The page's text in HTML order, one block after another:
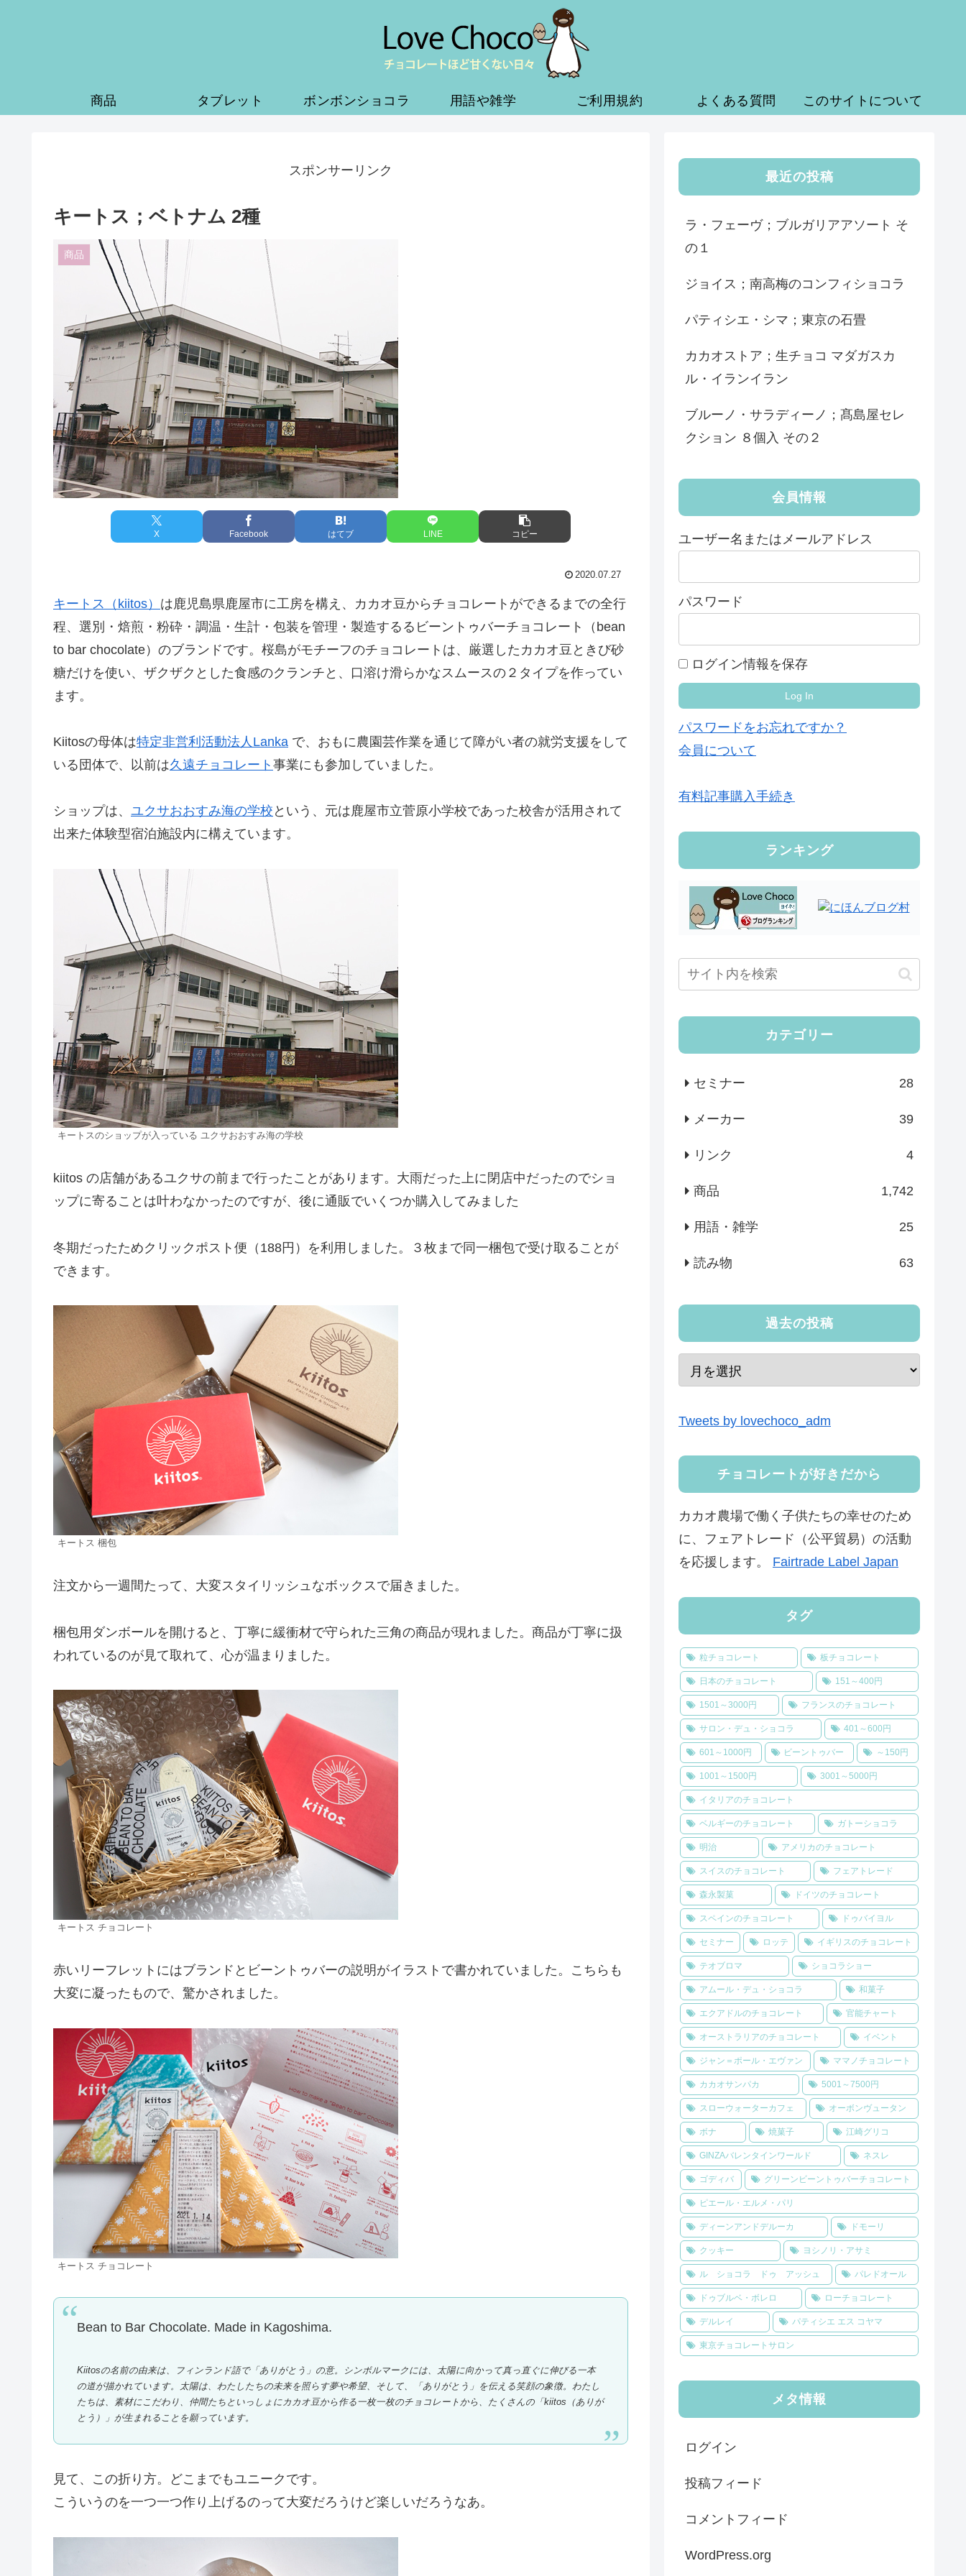
商品 タブレット ボンボンショコラ 用語や雑学 ご利用規約 よくある質問 このサイトについて
スポンサーリンク
キートス；ベトナム 2種
商品
X Facebook はてブ LINE コピー
2020.07.27
キートス（kiitos） は鹿児島県鹿屋市に工房を構え、カカオ豆からチョコレートができるまでの全行
程、選別・焙煎・粉砕・調温・生計・包装を管理・製造するるビーントゥバーチョコレート（bean
to bar chocolate）のブランドです。桜島がモチーフのチョコレートは、厳選したカカオ豆ときび砂
糖だけを使い、ザクザクとした食感のクランチと、口溶け滑らかなスムースの２タイプを作ってい
ます。
Kiitosの母体は特定非営利活動法人Lanka で、おもに農園芸作業を通じて障がい者の就労支援をして
いる団体で、以前は久遠チョコレート 事業にも参加していました。
ショップは、 ユクサおおすみ海の学校 という、元は鹿屋市立菅原小学校であった校舎が活用されて
出来た体験型宿泊施設内に構えています。
キートスのショップが入っている ユクサおおすみ海の学校
kiitos の店舗があるユクサの前まで行ったことがあります。大雨だった上に閉店中だったのでショ
ップに寄ることは叶わなかったのですが、後に通販でいくつか購入してみました
冬期だったためクリックポスト便（188円）を利用しました。３枚まで同一梱包で受け取ることが
できます。
キートス 梱包
注文から一週間たって、大変スタイリッシュなボックスで届きました。
梱包用ダンボールを開けると、丁寧に緩衝材で守られた三角の商品が現れました。商品が丁寧に扱
われているのが見て取れて、心が温まりました。
キートス チョコレート
赤いリーフレットにはブランドとビーントゥバーの説明がイラストで書かれていました。こちらも
大変に凝ったもので、驚かされました。
キートス チョコレート
Bean to Bar Chocolate. Made in Kagoshima.
Kiitosの名前の由来は、フィンランド語で「ありがとう」の意。シンボルマークには、太陽に向かって真っ直ぐに伸びる一本
の道が描かれています。太陽は、わたしたちの未来を照らす夢や希望、そして、「ありがとう」を伝える笑顔の象徴。わたし
たちは、素材にこだわり、仲間たちといっしょにカカオ豆から作る一枚一枚のチョコレートから、たくさんの「kiitos（ありが
とう）」が生まれることを願っています。
見て、この折り方。どこまでもユニークです。
こういうのを一つ一つ作り上げるのって大変だろうけど楽しいだろうなあ。
最近の投稿
ラ・フェーヴ；ブルガリアアソート そ
の１
ジョイス；南高梅のコンフィショコラ
パティシエ・シマ；東京の石畳
カカオストア；生チョコ マダガスカ
ル・イランイラン
ブルーノ・サラディーノ；髙島屋セレ
クション ８個入 その２
会員情報
ユーザー名またはメールアドレス
パスワード
ログイン情報を保存
パスワードをお忘れですか？
会員について
有料記事購入手続き
ランキング
カテゴリー
セミナー 28
メーカー 39
リンク 4
商品 1,742
用語・雑学 25
読み物 63
過去の投稿
Tweets by lovechoco_adm
チョコレートが好きだから
カカオ農場で働く子供たちの幸せのため
に、フェアトレード（公平貿易）の活動
を応援します。 Fairtrade Label Japan
タグ
粒チョコレート 板チョコレート
日本のチョコレート 151～400円
1501～3000円 フランスのチョコレート
サロン・デュ・ショコラ 401～600円
601～1000円 ビーントゥバー ～150円
1001～1500円 3001～5000円
イタリアのチョコレート
ベルギーのチョコレート ガトーショコラ
明治 アメリカのチョコレート
スイスのチョコレート フェアトレード
森永製菓 ドイツのチョコレート
スペインのチョコレート ドゥバイヨル
セミナー ロッテ イギリスのチョコレート
テオブロマ ショコラショー
アムール・デュ・ショコラ 和菓子
エクアドルのチョコレート 官能チャート
オーストラリアのチョコレート イベント
ジャン＝ポール・エヴァン ママノチョコレート
カカオサンパカ 5001～7500円
スローウォーターカフェ オーボンヴュータン
ボナ 焼菓子 江崎グリコ
GINZAバレンタインワールド ネスレ
ゴディバ グリーンビーントゥバーチョコレート
ピエール・エルメ・パリ
ディーンアンドデルーカ ドモーリ
クッキー ヨシノリ・アサミ
ル ショコラ ドゥ アッシュ パレドオール
ドゥブルベ・ボレロ ローチョコレート
デルレイ パティシエ エス コヤマ
東京チョコレートサロン
メタ情報
ログイン
投稿フィード
コメントフィード
WordPress.org